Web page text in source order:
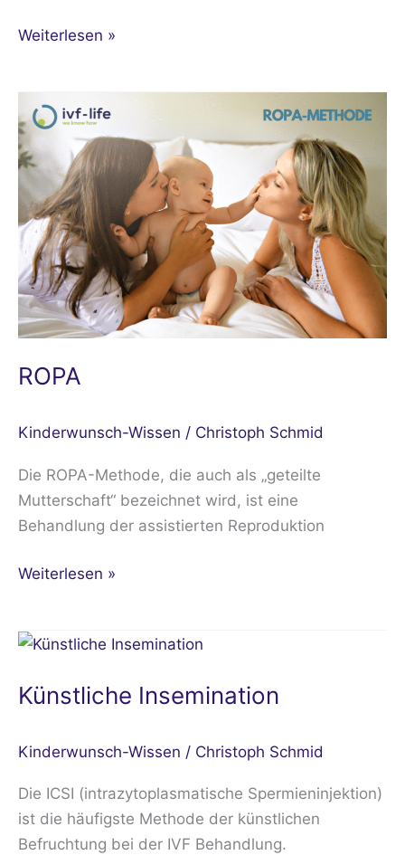
Weiterlesen »
ROPA
Kinderwunsch-Wissen / Christoph Schmid
Die ROPA-Methode, die auch als „geteilte
Mutterschaft“ bezeichnet wird, ist eine
Behandlung der assistierten Reproduktion
ROPA
Weiterlesen »
Künstliche Insemination
Kinderwunsch-Wissen / Christoph Schmid
Die ICSI (intrazytoplasmatische Spermieninjektion)
ist die häufigste Methode der künstlichen
Befruchtung bei der IVF Behandlung.
Künstliche